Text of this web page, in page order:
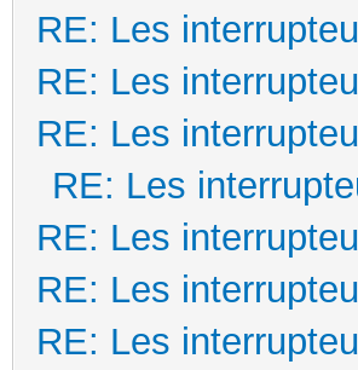
RE: Les
RE: Les
RE: Les
RE: Les
RE: Les
RE: Les
RE: Les